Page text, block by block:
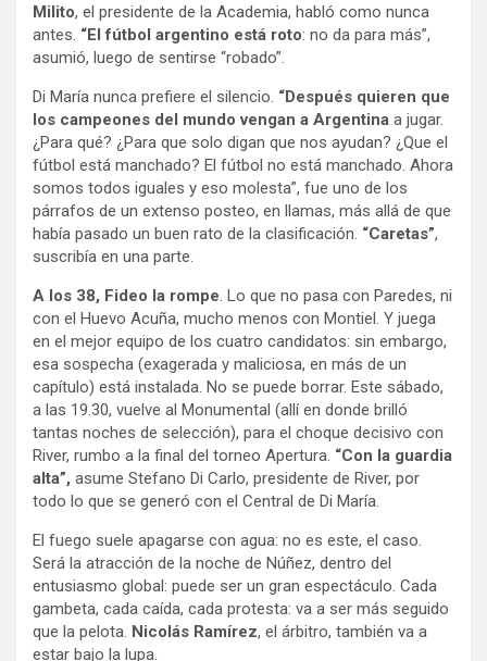
Milito, el presidente de la Academia, habló como nunca
antes. “El fútbol argentino está roto: no da para más”,
asumió, luego de sentirse “robado”.
Di María nunca prefiere el silencio. “Después quieren que
los campeones del mundo vengan a Argentina a jugar.
¿Para qué? ¿Para que solo digan que nos ayudan? ¿Que el
fútbol está manchado? El fútbol no está manchado. Ahora
somos todos iguales y eso molesta”, fue uno de los
párrafos de un extenso posteo, en llamas, más allá de que
había pasado un buen rato de la clasificación. “Caretas”,
suscribía en una parte.
A los 38, Fideo la rompe . Lo que no pasa con Paredes, ni
con el Huevo Acuña, mucho menos con Montiel. Y juega
en el mejor equipo de los cuatro candidatos: sin embargo,
esa sospecha (exagerada y maliciosa, en más de un
capítulo) está instalada. No se puede borrar. Este sábado,
a las 19.30, vuelve al Monumental (allí en donde brilló
tantas noches de selección), para el choque decisivo con
River, rumbo a la final del torneo Apertura. “Con la guardia
alta”, asume Stefano Di Carlo, presidente de River, por
todo lo que se generó con el Central de Di María.
El fuego suele apagarse con agua: no es este, el caso.
Será la atracción de la noche de Núñez, dentro del
entusiasmo global: puede ser un gran espectáculo. Cada
gambeta, cada caída, cada protesta: va a ser más seguido
que la pelota. Nicolás Ramírez, el árbitro, también va a
estar bajo la lupa.